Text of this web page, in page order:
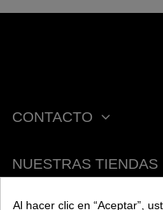
CONTACTO
NUESTRAS TIENDAS
Al hacer clic en “Aceptar”,